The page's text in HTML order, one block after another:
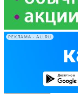
РЕКЛАМА • AU.RU